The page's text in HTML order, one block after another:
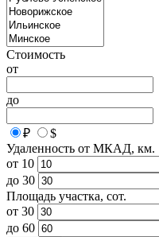
Стоимость
от
до
₽
$
Удаленность от МКАД, км.
от 10
до 30
Площадь участка, сот.
от 30
до 60